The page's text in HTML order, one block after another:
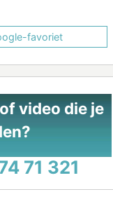
favoriet
video die je
71 321